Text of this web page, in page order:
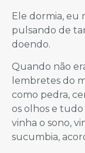
Ele dormia, eu
pulsando de
doendo.
Quando não
lembretes do
como pedra,
os olhos e
vinha o sono,
sucumbia,